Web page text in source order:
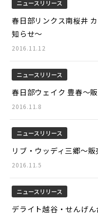
ニュースリリース
春日部リンクス南桜井
知らせ～
2016.11.12
ニュースリリース
春日部ウェイク 豊春～
2016.11.8
ニュースリリース
リブ・ウッディ三郷～
2016.11.5
ニュースリリース
デライト越谷・せんげ